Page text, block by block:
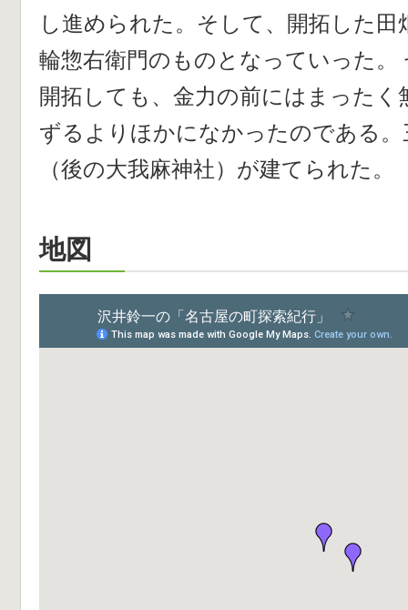
し進められた。そして、開拓した田
輪惣右衛門のものとなっていった。
開拓しても、金力の前にはまったく
ずるよりほかになかったのである
（後の大我麻神社）が建てられた。
地図